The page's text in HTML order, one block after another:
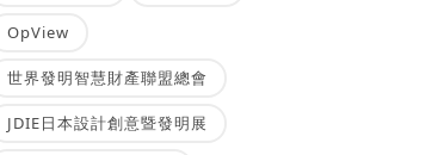
OpView
世界發明智慧財產聯盟總會
JDIE日本設計創意暨發明展